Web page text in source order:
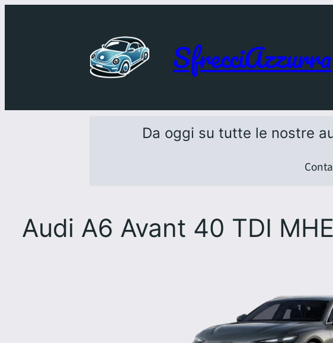
SfrecciAzzurra
Da oggi su tutte le nostre
Audi A6 Avant 40 TDI